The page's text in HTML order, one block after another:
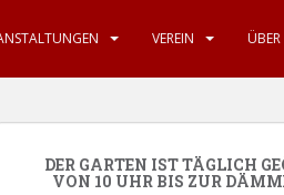
VEREIN
DER GARTEN IST TÄGLICH
VON 10 UHR BIS ZUR